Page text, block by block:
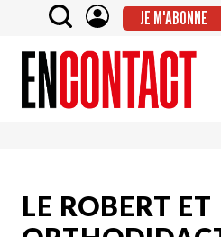
JE M'ABONNE
LE ROBERT ET